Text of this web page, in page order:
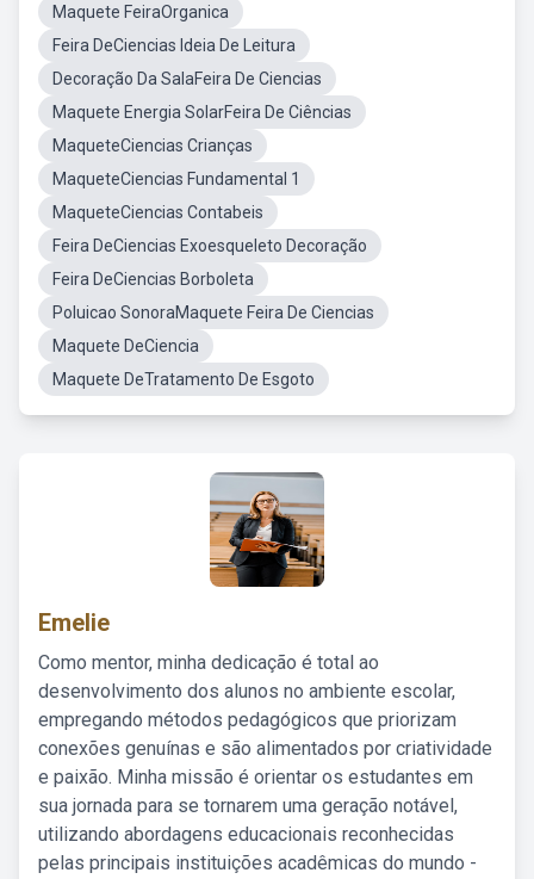
Maquete FeiraOrganica
Feira DeCiencias Ideia De Leitura
Decoração Da SalaFeira De Ciencias
Maquete Energia SolarFeira De Ciências
MaqueteCiencias Crianças
MaqueteCiencias Fundamental 1
MaqueteCiencias Contabeis
Feira DeCiencias Exoesqueleto Decoração
Feira DeCiencias Borboleta
Poluicao SonoraMaquete Feira De Ciencias
Maquete DeCiencia
Maquete DeTratamento De Esgoto
Emelie
Como mentor, minha dedicação é total ao
desenvolvimento dos alunos no ambiente escolar,
empregando métodos pedagógicos que priorizam
conexões genuínas e são alimentados por criatividade
e paixão. Minha missão é orientar os estudantes em
sua jornada para se tornarem uma geração notável,
utilizando abordagens educacionais reconhecidas
pelas principais instituições acadêmicas do mundo -